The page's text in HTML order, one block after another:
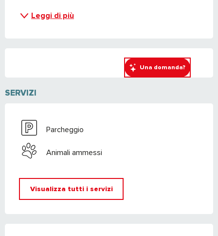
Una domanda?
Leggi di più
SERVIZI
Parcheggio
Animali ammessi
Visualizza tutti i servizi